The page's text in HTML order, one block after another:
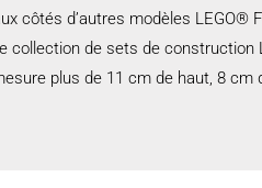
côtés d’autres modèles
de sets de construction
plus de 11 cm de haut, 8 cm